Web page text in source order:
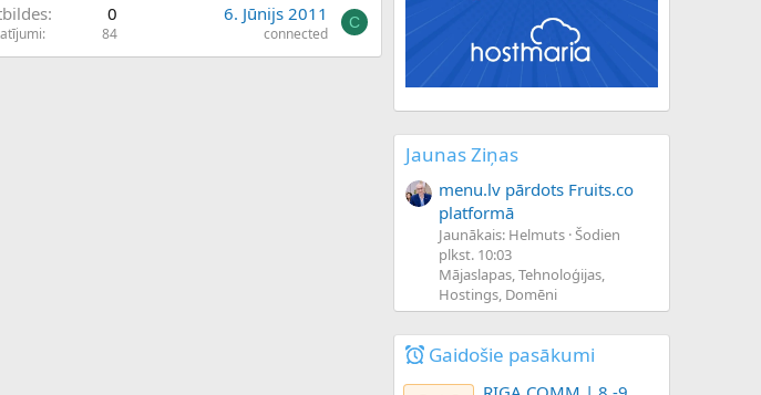
0
84
6. Jūnijs 2011
connected
C
Jaunas Ziņas
menu.lv pārdots Fruits.co
platformā
Jaunākais: Helmuts Šodien
plkst. 10:03
Mājaslapas, Tehnoloģijas,
Hostings, Domēni
Gaidošie pasākumi